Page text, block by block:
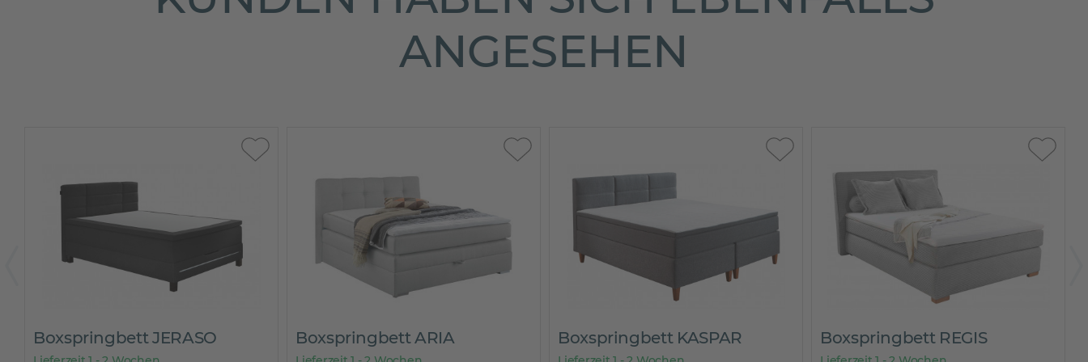
ANGESEHEN
Boxspringbett JERASO Boxspringbett ARIA Boxspringbett KASPAR Boxspringbett REGIS